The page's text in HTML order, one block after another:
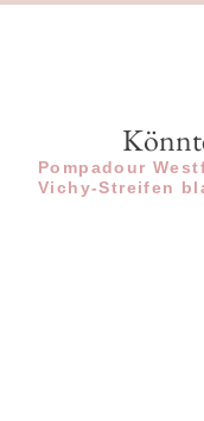
Pompadour
Vichy-Streifen